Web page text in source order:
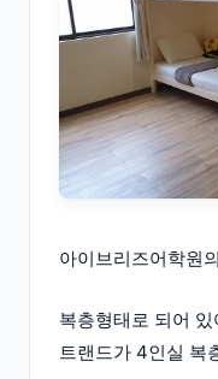
아이브리즈어학원
복층형태로 되어
트랜드가 4인실 복